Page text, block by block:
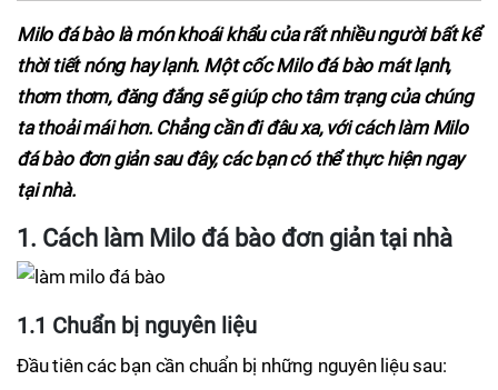
Milo đá bào là món khoái khẩu của rất nhiều người bất kể
thời tiết nóng hay lạnh. Một cốc Milo đá bào mát lạnh,
thơm thơm, đăng đắng sẽ giúp cho tâm trạng của chúng
ta thoải mái hơn. Chẳng cần đi đâu xa, vớicách làm Milo
đá bào đơn giản sau đây, các bạn có thể thực hiện ngay
tại nhà.
1. Cách làm Milo đá bào đơn giản tại nhà
1.1 Chuẩn bị nguyên liệu
Đầu tiên các bạn cần chuẩn bị những nguyên liệu sau: